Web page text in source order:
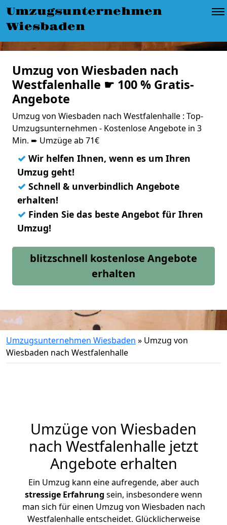
Umzugsunternehmen
Wiesbaden
Umzug von Wiesbaden nach
Westfalenhalle ☛ 100 % Gratis-
Angebote
Umzug von Wiesbaden nach Westfalenhalle : Top-
Umzugsunternehmen - Kostenlose Angebote in 3
Min. ➨ Umzüge ab 71€
✓ Wir helfen Ihnen, wenn es um Ihren
Umzug geht!
✓ Schnell & unverbindlich Angebote
erhalten!
✓ Finden Sie das beste Angebot für Ihren
Umzug!
blitzschnell kostenlose Angebote
erhalten
Umzugsunternehmen Wiesbaden » Umzug von
Wiesbaden nach Westfalenhalle
Umzüge von Wiesbaden
nach Westfalenhalle jetzt
Angebote erhalten
Ein Umzug kann eine aufregende, aber auch
stressige Erfahrung sein, insbesondere wenn
man sich für einen Umzug von Wiesbaden nach
Westfalenhalle entscheidet. Glücklicherweise